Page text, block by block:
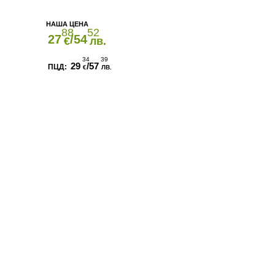
2788
€/5452
лв.
29
34
€/57
39
ЛВ.